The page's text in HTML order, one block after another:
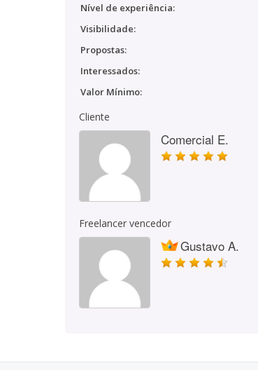
Nível de experiência:
Visibilidade:
Propostas:
Interessados:
Valor Mínimo:
Cliente
Comercial E.
Freelancer vencedor
Gustavo A.